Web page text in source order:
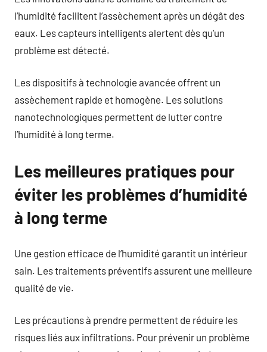
l’humidité facilitent l’assèchement après un dégât des
eaux. Les capteurs intelligents alertent dès qu’un
problème est détecté.
Les dispositifs à technologie avancée offrent un
assèchement rapide et homogène. Les solutions
nanotechnologiques permettent de lutter contre
l’humidité à long terme.
Les meilleures pratiques pour
éviter les problèmes d’humidité
à long terme
Une gestion efficace de l’humidité garantit un intérieur
sain. Les traitements préventifs assurent une meilleure
qualité de vie.
Les précautions à prendre permettent de réduire les
risques liés aux infiltrations. Pour prévenir un problème